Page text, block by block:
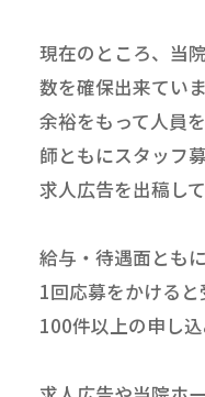
現在のところ、当
数を確保出来ていま
余裕をもって人員
師ともにスタッフ
求人広告を出稿し
給与・待遇面とも
1回応募をかける
100件以上の申し込